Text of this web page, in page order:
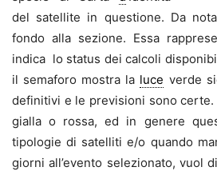
del satellite in questione. Da
fondo alla sezione. Essa
indica lo status dei calcoli
il semaforo mostra la luce verde
definitivi e le previsioni sono certe.
gialla o rossa, ed in genere
tipologie di satelliti e/o quando
giorni all’evento selezionato, vuol